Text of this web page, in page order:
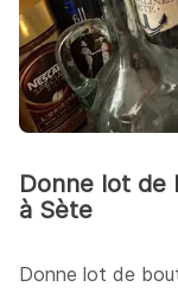
Donne lot de
à Sète
Donne lot de